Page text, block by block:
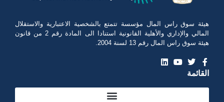
هيئة سوق راس المال مؤسسة تتمتع بالشخصية الاعتبارية والاستقلال
المالي والإداري والأهلية القانونية استنادا الى المادة رقم 2 من قانون
هيئة سوق راس المال رقم 13 لسنة 2004.
القائمة